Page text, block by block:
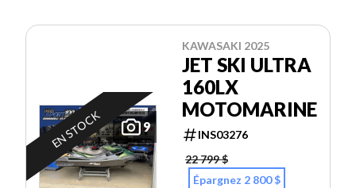
9
EN STOCK
KAWASAKI 2025
JET SKI ULTRA
160LX
MOTOMARINE
INS03276
22 799 $
Épargnez 2 800 $